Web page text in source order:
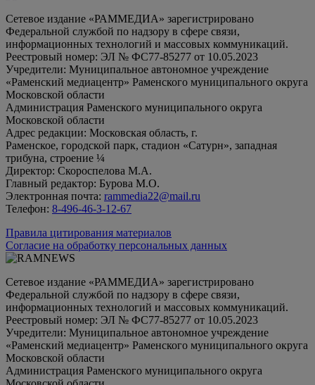
Сетевое издание «РАММЕДИА» зарегистрировано
Федеральной службой по надзору в сфере связи,
информационных технологий и массовых коммуникаций.
Реестровый номер: ЭЛ № ФС77-85277 от 10.05.2023
Учредители: Муниципальное автономное учреждение
«Раменский медиацентр» Раменского муниципального округа
Московской области
Администрация Раменского муниципального округа
Московской области
Адрес редакции: Московская область, г.
Раменское, городской парк, стадион «Сатурн», западная
трибуна, строение ¼
Директор: Скороспелова М.А.
Главный редактор: Бурова М.О.
Электронная почта: rammedia22@mail.ru
Телефон: 8-496-46-3-12-67
Правила цитирования материалов
Согласие на обработку персональных данных
Сетевое издание «РАММЕДИА» зарегистрировано
Федеральной службой по надзору в сфере связи,
информационных технологий и массовых коммуникаций.
Реестровый номер: ЭЛ № ФС77-85277 от 10.05.2023
Учредители: Муниципальное автономное учреждение
«Раменский медиацентр» Раменского муниципального округа
Московской области
Администрация Раменского муниципального округа